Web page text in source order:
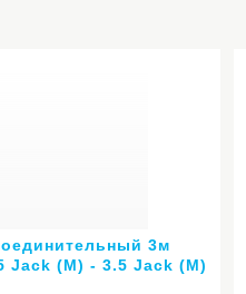
3м
Jack (M) - 3.5 Jack (M)